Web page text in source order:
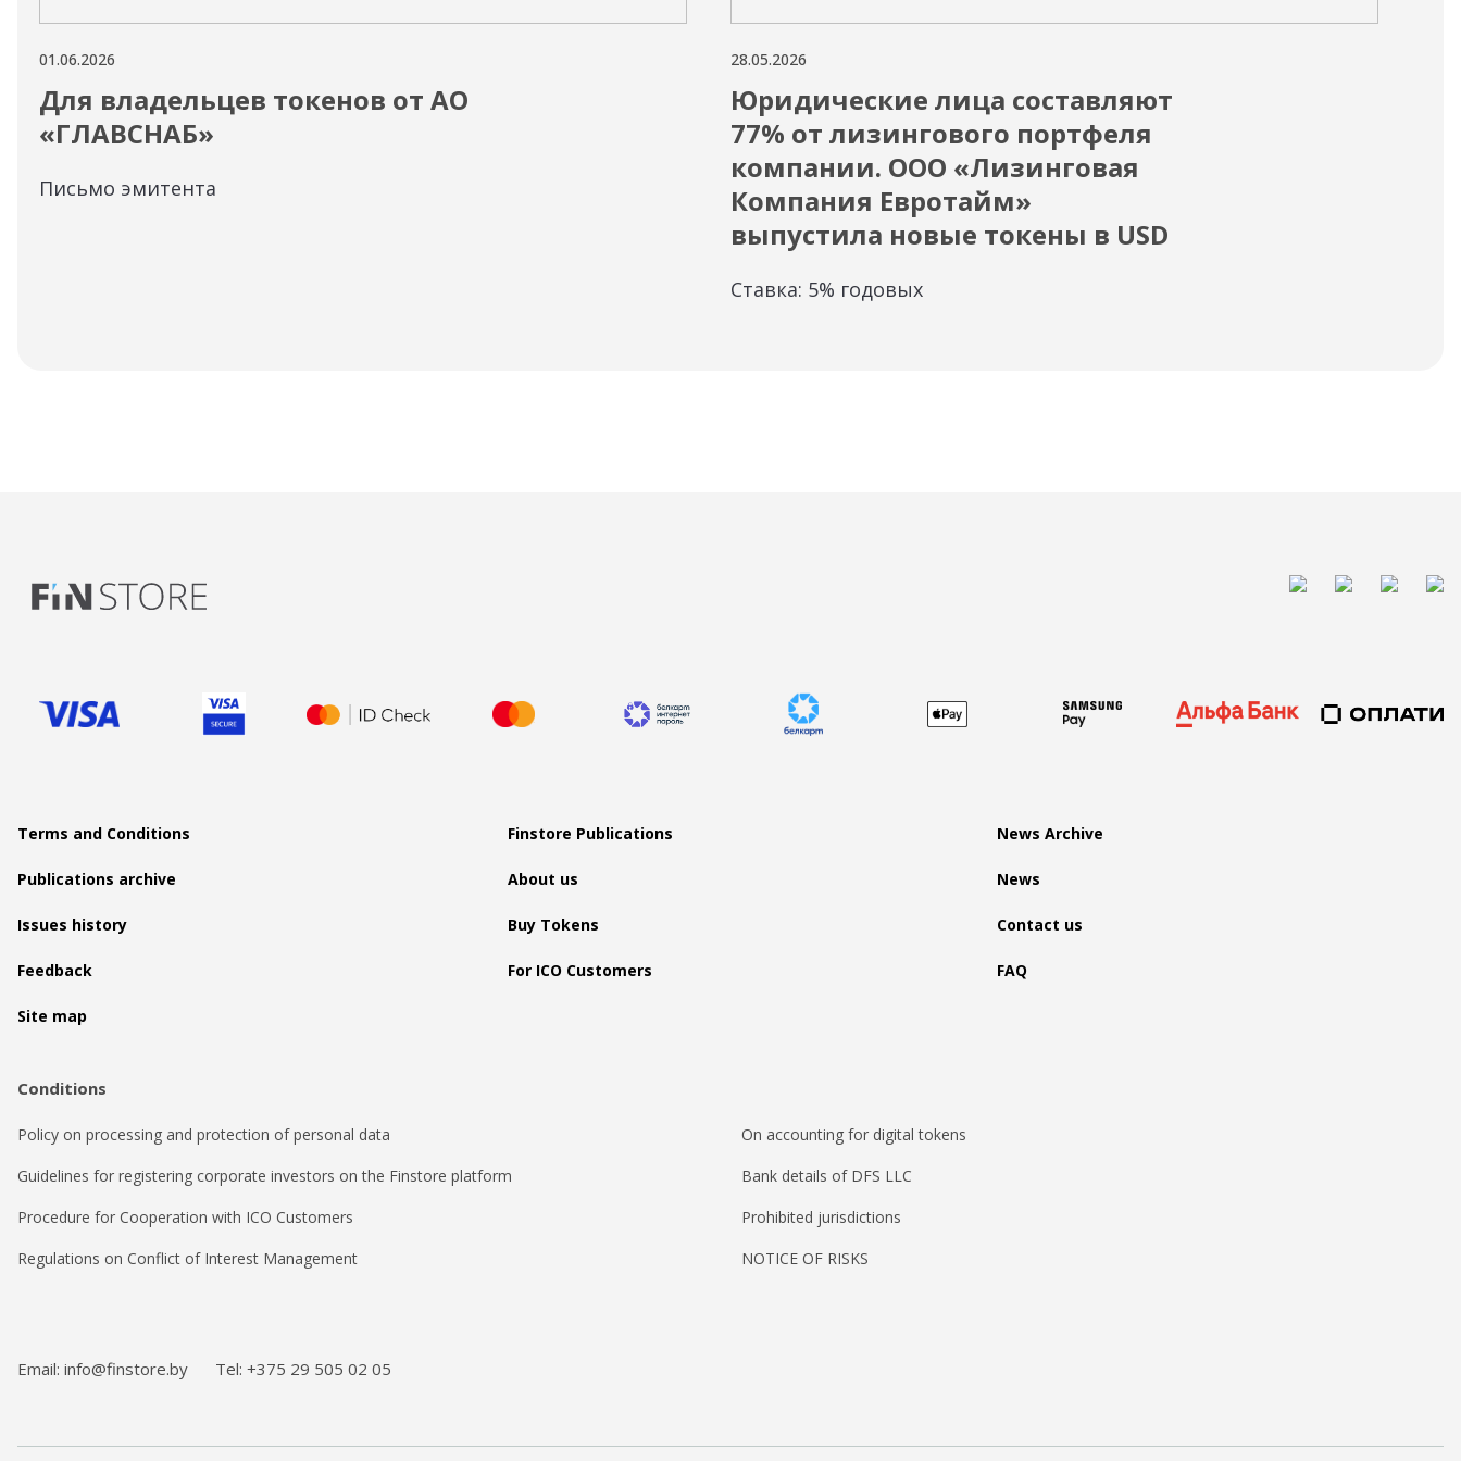
01.06.2026
Для владельцев токенов от АО
«ГЛАВСНАБ»
Письмо эмитента
28.05.2026
Юридические лица составляют
77% от лизингового портфеля
компании. ООО «Лизинговая
Компания Евротайм»
выпустила новые токены в USD
Ставка: 5% годовых
Terms and Conditions Finstore Publications News Archive
Publications archive About us News
Issues history Buy Tokens Contact us
Feedback For ICO Customers FAQ
Site map
Conditions
Policy on processing and protection of personal data
On accounting for digital tokens
Guidelines for registering corporate investors on the Finstore platform
Bank details of DFS LLC
Procedure for Cooperation with ICO Customers
Prohibited jurisdictions
Regulations on Conflict of Interest Management
NOTICE OF RISKS
Email: info@finstore.by Tel: +375 29 505 02 05